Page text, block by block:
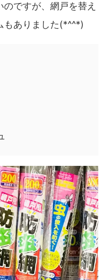
ですが、網戸を替え
もありました(*^^*)